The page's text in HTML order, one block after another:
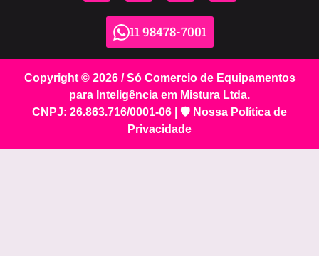
11 98478-7001
Copyright © 2026 / Só Comercio de Equipamentos
para Inteligência em Mistura Ltda.
CNPJ: 26.863.716/0001-06 | 🛡️ Nossa Política de
Privacidade